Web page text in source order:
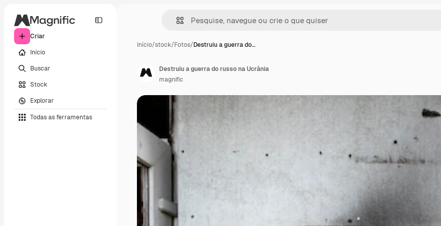
Criar
Início
Buscar
Stock
Explorar
Todas as ferramentas
Início/stock/Fotos/Destruiu a guerra do…
Destruiu a guerra do russo na Ucrânia
magnific